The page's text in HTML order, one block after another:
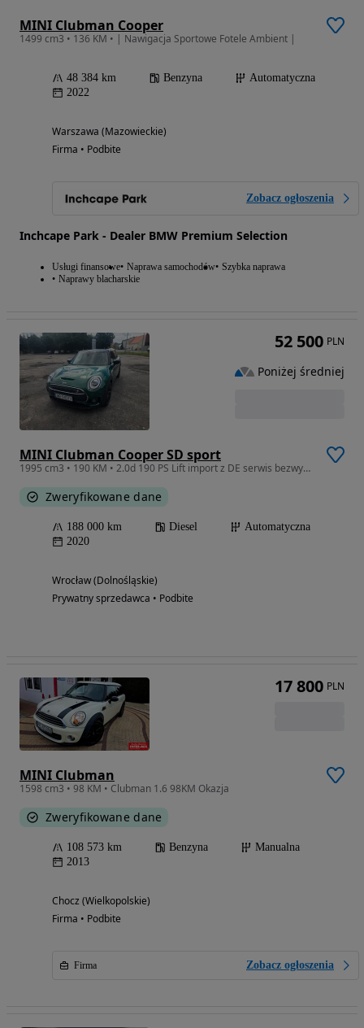
MINI Clubman Cooper
1499 cm3 • 136 KM • | Nawigacja Sportowe Fotele Ambient |
48 384 km Benzyna
Automatyczna
2022
Warszawa (Mazowieckie)
Firma • Podbite
Zobacz ogłoszenia
Inchcape Park - Dealer BMW Premium Selection
Usługi finansowe Naprawa samochodów Szybka naprawa
Naprawy blacharskie
MINI Clubman Cooper SD sport
1995 cm3 • 190 KM • 2.0d 190 PS Lift import z DE serwis bezwypadek
Zweryfikowane dane
188 000 km Diesel
Automatyczna
2020
Wrocław (Dolnośląskie)
Prywatny sprzedawca • Podbite
52 500 PLN
Poniżej średniej
MINI Clubman
1598 cm3 • 98 KM • Clubman 1.6 98KM Okazja
Zweryfikowane dane
108 573 km Benzyna
Manualna
2013
Chocz (Wielkopolskie)
Firma • Podbite
Firma Zobacz ogłoszenia
17 800 PLN